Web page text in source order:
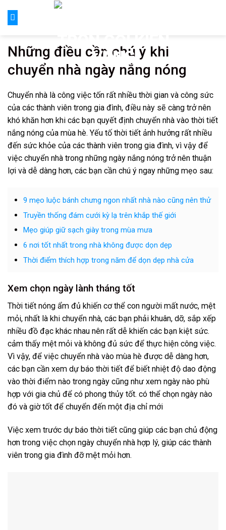
Những điều cần chú ý khi
chuyển nhà ngày nắng nóng
Chuyển nhà là công việc tốn rất nhiều thời gian và công sức
của các thành viên trong gia đình, điều này sẽ càng trở nên
khó khăn hơn khi các bạn quyết định chuyển nhà vào thời tiết
nắng nóng của mùa hè. Yếu tố thời tiết ảnh hưởng rất nhiều
đến sức khỏe của các thành viên trong gia đình, vì vậy để
việc chuyển nhà trong những ngày nắng nóng trở nên thuận
lợi và dễ dàng hơn, các bạn cần chú ý ngay những mẹo sau:
9 mẹo luộc bánh chưng ngon nhất nhà nào cũng nên thử
Truyền thống đám cưới kỳ lạ trên khắp thế giới
Mẹo giúp giữ sạch giày trong mùa mưa
6 nơi tốt nhất trong nhà không được dọn dẹp
Thời điểm thích hợp trong năm để dọn dẹp nhà cửa
Xem chọn ngày lành tháng tốt
Thời tiết nóng ẩm đủ khiến cơ thể con người mất nước, mệt
mỏi, nhất là khi chuyển nhà, các bạn phải khuân, dỡ, sắp xếp
nhiều đồ đạc khác nhau nên rất dễ khiến các bạn kiệt sức.
cảm thấy mệt mỏi và không đủ sức để thực hiện công việc.
Vì vậy, để việc chuyển nhà vào mùa hè được dễ dàng hơn,
các bạn cần xem dự báo thời tiết để biết nhiệt độ dao động
vào thời điểm nào trong ngày cũng như xem ngày nào phù
hợp với gia chủ để có phong thủy tốt. có thể chọn ngày nào
đó và giờ tốt để chuyển đến một địa chỉ mới
Việc xem trước dự báo thời tiết cũng giúp các bạn chủ động
hơn trong việc chọn ngày chuyển nhà hợp lý, giúp các thành
viên trong gia đình đỡ mệt mỏi hơn.